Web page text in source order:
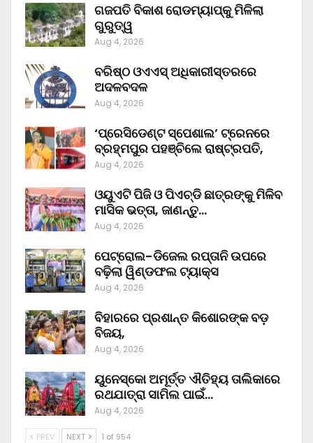
ଗଜପତି ବିକାଶ ରୋଡମ୍ୟାପ୍‌କୁ ମିଳିଲା
ଗୁରୁତ୍ୱ
Aug 4, 2026
ବରିଷ୍ଠ ଓଏଏସ୍‌ ଅଧିକାରୀସ୍ତରରେ
ଅଦଳବଦଳ
Aug 4, 2026
‘ପ୍ରେସିଡେଣ୍ଟ ସ୍ପେଶାଲ’ ଟ୍ରେନରେ
ବ୍ରହ୍ମପୁର ପହଞ୍ଚିଲେ ରାଷ୍ଟ୍ରପତି,
Aug 4, 2026
ଓୟୁଏଟି ପିଜି ଓ ପିଏଚ୍‌ଡି ଛାତ୍ରଙ୍କୁ ମିଳିବ
ମାସିକ ଭତ୍ତା, ଜାଣନ୍ତୁ…
Aug 4, 2026
ପେଟ୍ରୋଲ-ଡିଜେଲ ରପ୍ତାନି ଉପରେ
ବଢ଼ିଲା ୱିଣ୍ଡଫଲ ଟ୍ୟାକ୍ସ
Aug 4, 2026
ବିହାରରେ ପ୍ରଶାନ୍ତ କିଶୋରଙ୍କ ବଡ଼
ବିଜୟ,
Aug 4, 2026
ୟୁନେସ୍କୋ ଅମୂର୍ତ୍ତ ଐତିହ୍ୟ ତାଲିକାରେ
ରଥଯାତ୍ରା ସାମିଲ ପାଇଁ…
Aug 4, 2026
PREV NEXT 1 of 954